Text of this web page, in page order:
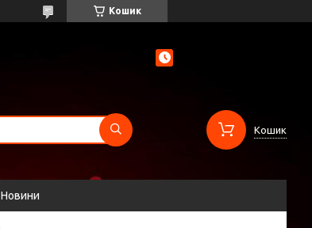
Кошик
Кошик
Новини